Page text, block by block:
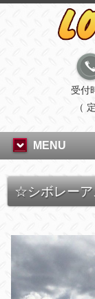
受付
（
MENU
☆シボレーア